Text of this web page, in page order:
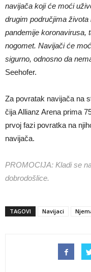
navijača koji će moći
drugim područjima
pandemije koronavirusa,
nogomet. Navijači će
sigurno, odnosno da
Seehofer.
Za povratak navijača na
čija Allianz Arena prima
prvoj fazi povratka na
navijača.
PROMOCIJA: Kladi se
dobrodošlice.
TAGOVI Navijaci